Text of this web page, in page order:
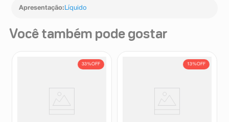
Apresentação: Líquido
Você também pode gostar
33%OFF 13%OFF